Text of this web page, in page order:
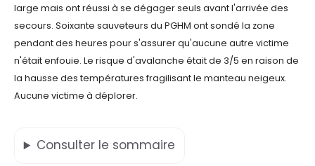
large mais ont réussi à se dégager seuls avant l'arrivée des
secours. Soixante sauveteurs du PGHM ont sondé la zone
pendant des heures pour s'assurer qu'aucune autre victime
n'était enfouie. Le risque d'avalanche était de 3/5 en raison de
la hausse des températures fragilisant le manteau neigeux.
Aucune victime à déplorer.
Consulter le sommaire